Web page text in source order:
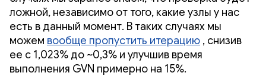
ложной, независимо от того, какие узлы у нас
есть в данный момент. В таких случаях мы
можем вообще пропустить итерацию , снизив
ее с 1,023% до ~0,3% и улучшив время
выполнения GVN примерно на 15%.